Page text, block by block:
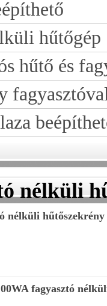
hűtőgép
hűtő és
nélküli
nélküli hűtőszekrény
fagyasztó